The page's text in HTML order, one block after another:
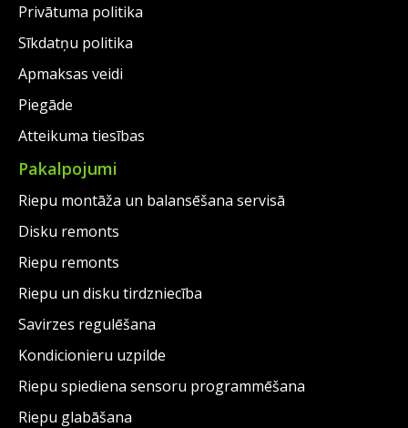
Privātuma politika
Sīkdatņu politika
Apmaksas veidi
Piegāde
Atteikuma tiesības
Pakalpojumi
Riepu montāža un balansēšana servisā
Disku remonts
Riepu remonts
Riepu un disku tirdzniecība
Savirzes regulēšana
Kondicionieru uzpilde
Riepu spiediena sensoru programmēšana
Riepu glabāšana